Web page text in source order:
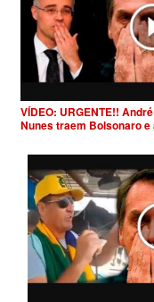
VÍDEO: URGENTE!!
Nunes traem Bolsonaro